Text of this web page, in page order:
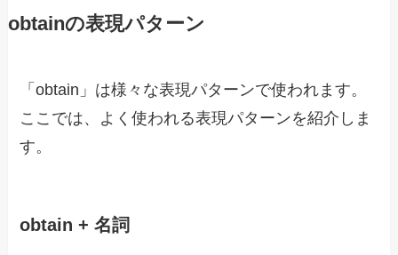
obtainの表現パターン
「obtain」は様々な表現パターンで使われます。
ここでは、よく使われる表現パターンを紹介しま
す。
obtain + 名詞